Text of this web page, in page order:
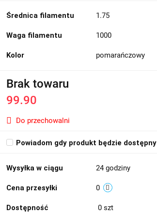
Średnica filamentu 1.75
Waga filamentu 1000
Kolor pomarańczowy
Brak towaru
99.90
Do przechowalni
Powiadom gdy produkt będzie dostępny
Wysyłka w ciągu 24 godziny
Cena przesyłki 0
Dostępność 0 szt